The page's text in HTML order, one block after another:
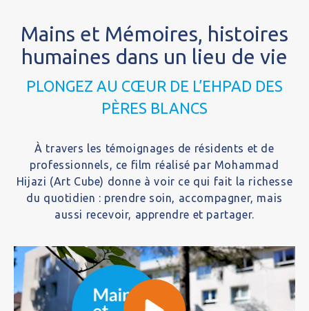
Mains et Mémoires, histoires
humaines dans un lieu de vie
PLONGEZ AU CŒUR DE L’EHPAD DES
PÈRES BLANCS
À travers les témoignages de résidents et de
professionnels, ce film réalisé par Mohammad
Hijazi (Art Cube) donne à voir ce qui fait la richesse
du quotidien : prendre soin, accompagner, mais
aussi recevoir, apprendre et partager.